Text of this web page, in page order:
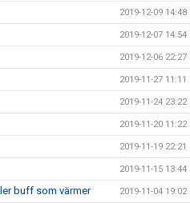
2019-12-09 14:48
2019-12-07 14:54
2019-12-06 22:27
2019-11-27 11:11
2019-11-24 23:22
2019-11-20 11:22
2019-11-19 22:21
2019-11-15 13:44
buff som värmer 2019-11-04 19:02